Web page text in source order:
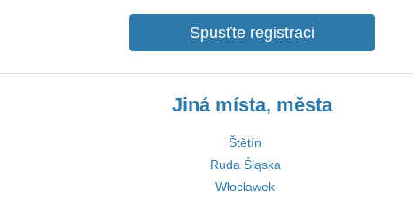
Spusťte registraci
Jiná místa, města
Štětín
Ruda Śląska
Włocławek